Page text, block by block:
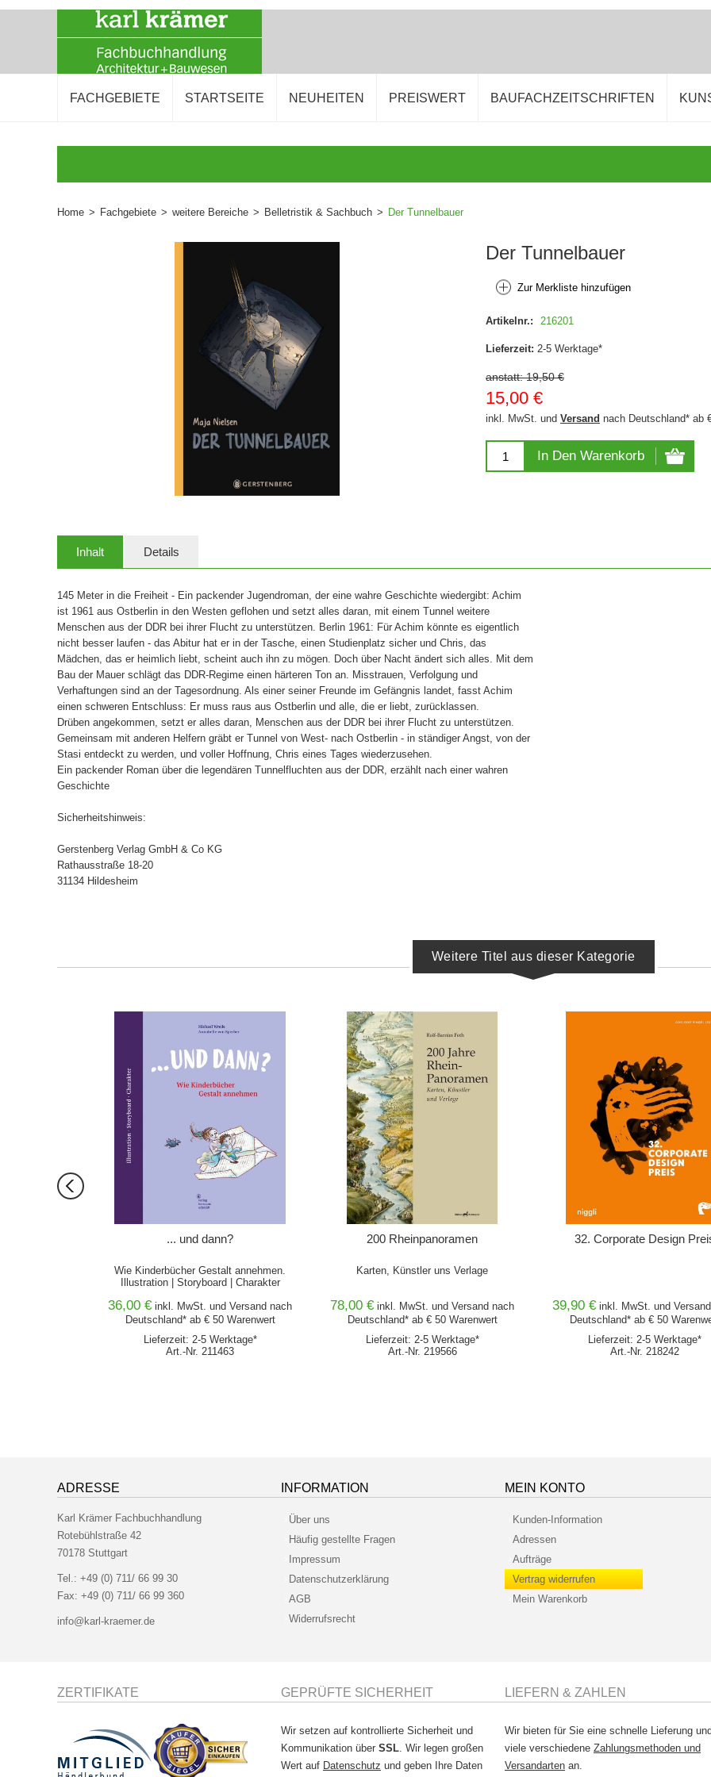
FACHGEBIETE STARTSEITE NEUHEITEN PREISWERT BAUFACHZEITSCHRIFTEN
Home > Fachgebiete > weitere Bereiche > Belletristik & Sachbuch > Der Tunnelbauer
Der Tunnelbauer
Zur Merkliste hinzufügen
Artikelnr.: 216201
Lieferzeit: 2-5 Werktage*
anstatt: 19,50 €
15,00 €
inkl. MwSt. und Versand nach Deutschland* ab
In Den Warenkorb
Inhalt Details
145 Meter in die Freiheit - Ein packender Jugendroman, der eine wahre Geschichte wiedergibt: Achim
ist 1961 aus Ostberlin in den Westen geflohen und setzt alles daran, mit einem Tunnel weitere
Menschen aus der DDR bei ihrer Flucht zu unterstützen. Berlin 1961: Für Achim könnte es eigentlich
nicht besser laufen - das Abitur hat er in der Tasche, einen Studienplatz sicher und Chris, das
Mädchen, das er heimlich liebt, scheint auch ihn zu mögen. Doch über Nacht ändert sich alles. Mit dem
Bau der Mauer schlägt das DDR-Regime einen härteren Ton an. Misstrauen, Verfolgung und
Verhaftungen sind an der Tagesordnung. Als einer seiner Freunde im Gefängnis landet, fasst Achim
einen schweren Entschluss: Er muss raus aus Ostberlin und alle, die er liebt, zurücklassen.
Drüben angekommen, setzt er alles daran, Menschen aus der DDR bei ihrer Flucht zu unterstützen.
Gemeinsam mit anderen Helfern gräbt er Tunnel von West- nach Ostberlin - in ständiger Angst, von der
Stasi entdeckt zu werden, und voller Hoffnung, Chris eines Tages wiederzusehen.
Ein packender Roman über die legendären Tunnelfluchten aus der DDR, erzählt nach einer wahren
Geschichte
Sicherheitshinweis:
Gerstenberg Verlag GmbH & Co KG
Rathausstraße 18-20
31134 Hildesheim
Weitere Titel aus dieser Kategorie
... und dann?
Wie Kinderbücher Gestalt annehmen.
Illustration | Storyboard | Charakter
36,00 € inkl. MwSt. und Versand nach
Deutschland* ab € 50 Warenwert
Lieferzeit: 2-5 Werktage*
Art.-Nr. 211463
IN DEN WARENKORB
200 Rheinpanoramen
Karten, Künstler uns Verlage
78,00 € inkl. MwSt. und Versand nach
Deutschland* ab € 50 Warenwert
Lieferzeit: 2-5 Werktage*
Art.-Nr. 219566
IN DEN WARENKORB
32. Corporate Design
39,90 € inkl. MwSt. und Versand
Deutschland* ab € 50
Lieferzeit: 2-5 Werktage*
Art.-Nr. 218242
IN DEN WARENKORB
ADRESSE
Karl Krämer Fachbuchhandlung
Rotebühlstraße 42
70178 Stuttgart
Tel.: +49 (0) 711/ 66 99 30
Fax: +49 (0) 711/ 66 99 360
info@karl-kraemer.de
INFORMATION
Über uns
Häufig gestellte Fragen
Impressum
Datenschutzerklärung
AGB
Widerrufsrecht
MEIN KONTO
Kunden-Information
Adressen
Aufträge
Vertrag widerrufen
Mein Warenkorb
ZERTIFIKATE GEPRÜFTE SICHERHEIT
Wir setzen auf kontrollierte Sicherheit und
Kommunikation über SSL . Wir legen großen
Wert auf Datenschutz und geben Ihre Daten
LIEFERN & ZAHLEN
Wir bieten für Sie eine schnelle Lieferung
viele verschiedene Zahlungsmethoden und
Versandarten an.